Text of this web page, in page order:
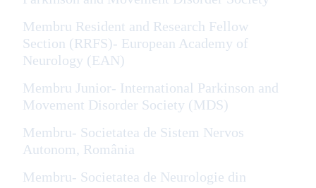
Membru Resident and Research Fellow
Section (RRFS)- European Academy of
Neurology (EAN)
Membru Junior- International Parkinson and
Movement Disorder Society (MDS)
Membru- Societatea de Sistem Nervos
Autonom, România
Membru- Societatea de Neurologie din